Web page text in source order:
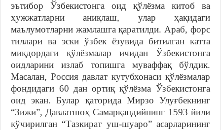
эътибор Ўзбекистонга оид қўлёзма китоб ва
ҳужжатларни аниқлаш, улар ҳақидаги
маълумотларни жамлашга қаратилди. Араб, форс
тиллари ва эски ўзбек ёзувида битилган катта
миқдордаги қўлёзмалар ичидан Ўзбекистонга
оидларини излаб топишга муваффақ бўлдик.
Масалан, Россия давлат кутубхонаси қўлёзмалар
фондидаги 60 дан ортиқ қўлёзма Ўзбекистонга
оид экан. Булар қаторида Мирзо Улуғбекнинг
“Зижи”, Давлатшоҳ Самарқандийнинг 1593 йили
кўчирилган “Тазкират уш-шуаро” асарларининг